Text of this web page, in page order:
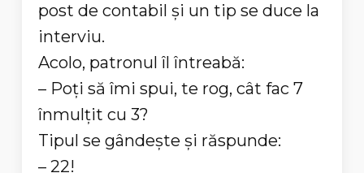
post de contabil şi un tip se duce la
interviu.
Acolo, patronul îl întreabă:
– Poţi să îmi spui, te rog, cât fac 7
înmulţit cu 3?
Tipul se gândeşte şi răspunde:
– 22!